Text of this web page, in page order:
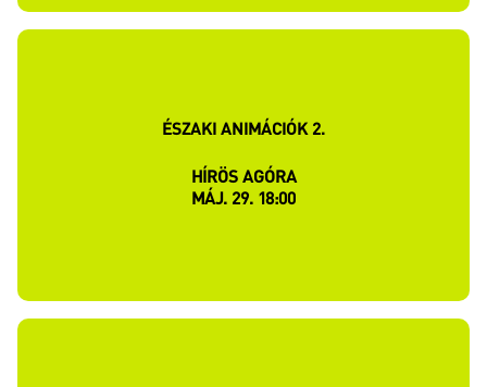
ÉSZAKI ANIMÁCIÓK 2.
HÍRÖS AGÓRA
MÁJ. 29. 18:00